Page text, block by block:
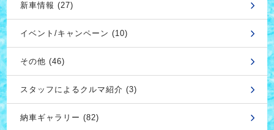
新車情報 (27)
イベント/キャンペーン (10)
その他 (46)
スタッフによるクルマ紹介 (3)
納車ギャラリー (82)